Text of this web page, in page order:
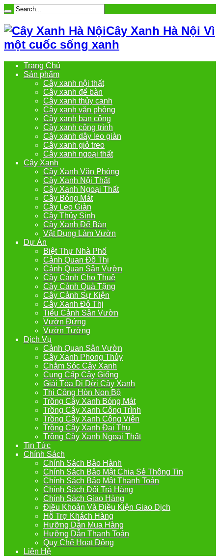
Cây Xanh Hà Nội Vì
một cuốc sống xanh
Trang Chủ
Sản phẩm
Cây xanh nội thất
Cây xanh để bàn
Cây xanh thủy canh
Cây xanh văn phòng
Cây xanh ban công
Cây xanh công trình
Cây xanh dây leo giàn
Cây xanh giỏ treo
Cây xanh ngoại thất
Cây Xanh
Cây Xanh Văn Phòng
Cây Xanh Nội Thất
Cây Xanh Ngoại Thất
Cây Bóng Mát
Cây Leo Giàn
Cây Thủy Sinh
Cây Xanh Để Bàn
Vật Dụng Làm Vườn
Dự Án
Biệt Thự Nhà Phố
Cảnh Quan Đô Thị
Cảnh Quan Sân Vườn
Cây Cảnh Cho Thuê
Cây Cảnh Quà Tặng
Cây Cảnh Sự Kiện
Cây Xanh Đô Thị
Tiểu Cảnh Sân Vườn
Vườn Đứng
Vườn Tường
Dịch Vụ
Cảnh Quan Sân Vườn
Cây Xanh Phong Thủy
Chắm Sóc Cây Xanh
Cung Cấp Cây Giống
Giải Tỏa Di Dời Cây Xanh
Thi Công Hòn Non Bộ
Trồng Cây Xanh Bóng Mát
Trồng Cây Xanh Công Trình
Trồng Cây Xanh Công Viên
Trồng Cây Xanh Đại Thụ
Trồng Cây Xanh Ngoại Thất
Tin Tức
Chính Sách
Chính Sách Bảo Hành
Chính Sách Bảo Mật Chia Sẻ Thông Tin
Chính Sách Bảo Mật Thanh Toán
Chính Sách Đổi Trả Hàng
Chính Sách Giao Hàng
Điều Khoản Và Điều Kiện Giao Dịch
Hỗ Trợ Khách Hàng
Hưỡng Dẫn Mua Hàng
Hưỡng Dẫn Thanh Toán
Quy Chế Hoạt Động
Liên Hệ